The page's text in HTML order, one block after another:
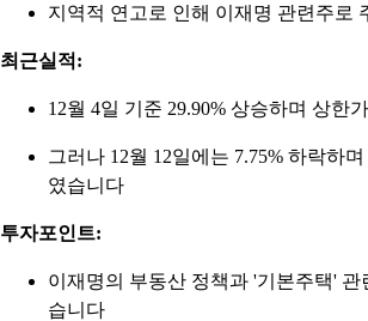
지역적 연고로 인해 이재명 관련주로
최근실적:
12월 4일 기준 29.90% 상승하며 상한
그러나 12월 12일에는 7.75% 하락하
였습니다
투자포인트:
이재명의 부동산 정책과 '기본주택' 관
습니다